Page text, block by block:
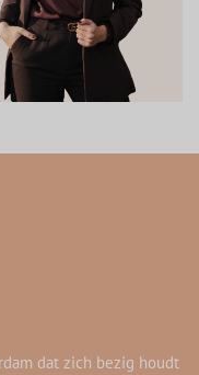
dat zich bezig houdt